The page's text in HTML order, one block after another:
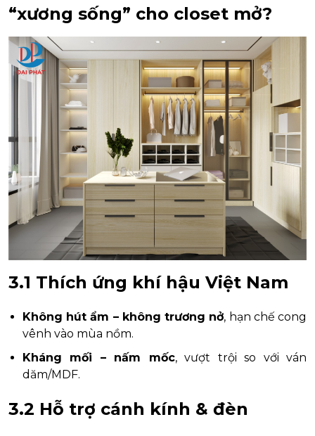
“xương sống” cho closet mở?
3.1 Thích ứng khí hậu Việt Nam
Không hút ẩm – không trương nở, hạn chế cong
vênh vào mùa nồm.
Kháng mối – nấm mốc, vượt trội so với ván
dăm/MDF.
3.2 Hỗ trợ cánh kính & đèn